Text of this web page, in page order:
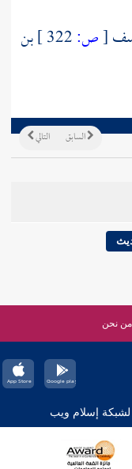
[ص:
بن
التالي السابق
من نحن